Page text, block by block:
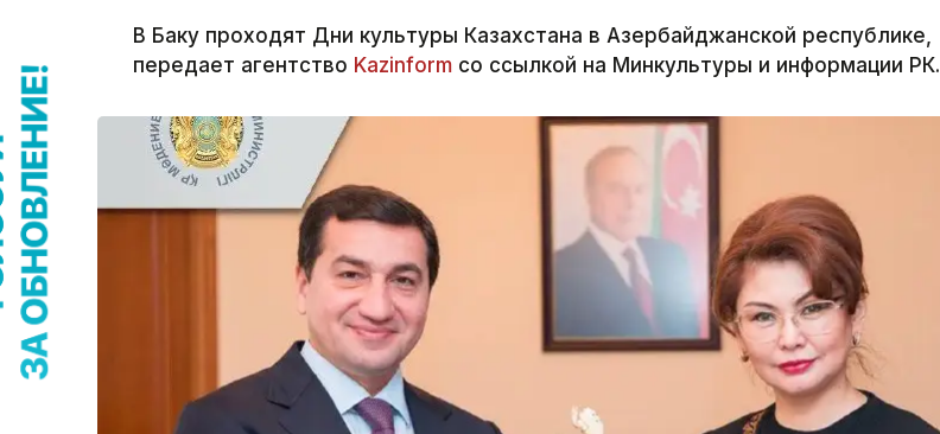
В Баку проходят Дни культуры Казахстана в Азербайджанской республике,
передает агентство Kazinform со ссылкой на Минкультуры и информации РК.